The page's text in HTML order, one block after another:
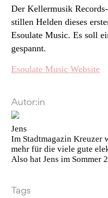
Autor:in
Jens
Im Stadtmagazin Kreuzer
mehr für die viele gute
Also hat Jens im Sommer
Tags
Der Kellermusik
stillen Helden dieses
Esoulate Music. Es soll
gespannt.
Esoulate Music Website